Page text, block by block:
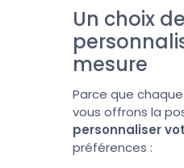
Un choix de
mesure
Parce que
vous offrons la
personnaliser
préférences :